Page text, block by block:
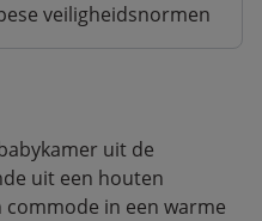
veiligheidsnormen
uit de
uit een houten
in een warme